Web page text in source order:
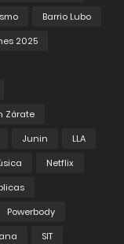
Barrio Lubo
2025
Zárate
Junin
LLA
Netflix
Powerbody
SIT